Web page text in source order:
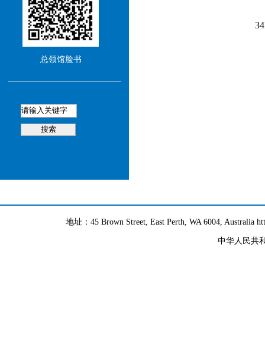
总领馆脸书
地址：45 Brown Street, East Perth, WA 6004, Australia
中华人民共